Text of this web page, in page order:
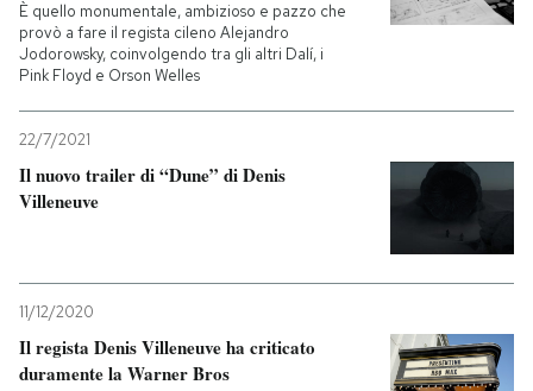
È quello monumentale, ambizioso e pazzo che
provò a fare il regista cileno Alejandro
Jodorowsky, coinvolgendo tra gli altri Dalí, i
Pink Floyd e Orson Welles
22/7/2021
Il nuovo trailer di “Dune” di Denis
Villeneuve
11/12/2020
Il regista Denis Villeneuve ha criticato
duramente la Warner Bros